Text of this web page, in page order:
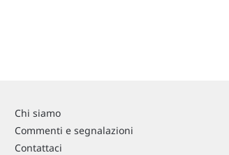
Chi siamo
Commenti e segnalazioni
Contattaci